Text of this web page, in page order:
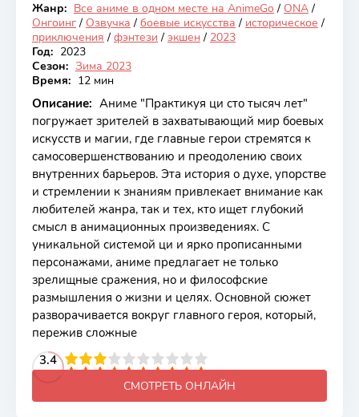
Онгоинг
Жанр: Все аниме в одном месте на AnimeGo / ONA /
Онгоинг / Озвучка / боевые искусства / историческое /
приключения / фэнтези / экшен / 2023
Год: 2023
Сезон: Зима 2023
Время: 12 мин
Описание: Аниме "Практикуя ци сто тысяч лет"
погружает зрителей в захватывающий мир боевых
искусств и магии, где главные герои стремятся к
самосовершенствованию и преодолению своих
внутренних барьеров. Эта история о духе, упорстве
и стремлении к знаниям привлекает внимание как
любителей жанра, так и тех, кто ищет глубокий
смысл в анимационных произведениях. С
уникальной системой ци и ярко прописанными
персонажами, аниме предлагает не только
зрелищные сражения, но и философские
размышления о жизни и целях. Основной сюжет
разворачивается вокруг главного героя, который,
пережив сложные
3.4
4 5 6 7 8 9 10
СМОТРЕТЬ ОНЛАЙН